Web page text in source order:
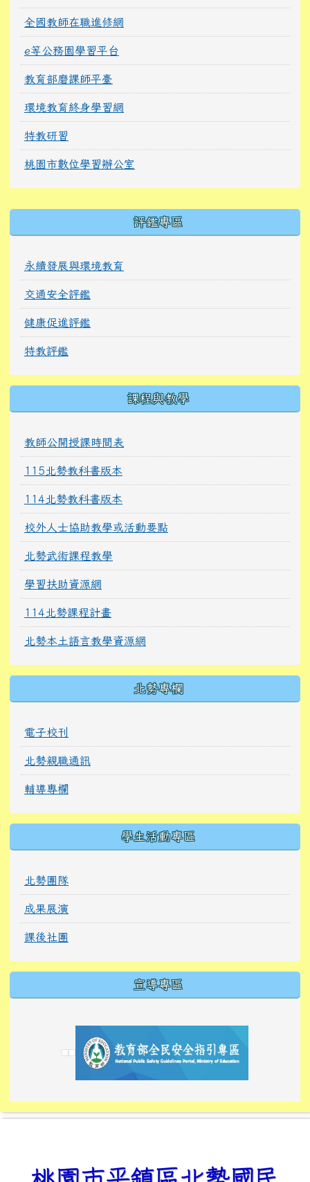
全國教師在職進修網
e等公務園學習平台
教育部磨課師平臺
環境教育終身學習網
特教研習
桃園市數位學習辦公室
評鑑專區
永續發展與環境教育
交通安全評鑑
健康促進評鑑
特教評鑑
課程與教學
教師公開授課時間表
115北勢教科書版本
114北勢教科書版本
校外人士協助教學或活動要點
北勢武術課程教學
學習扶助資源網
114北勢課程計畫
北勢本土語言教學資源網
北勢專欄
電子校刊
北勢親職通訊
輔導專欄
學生活動專區
北勢團隊
成果展演
課後社團
宣導專區
link to https://
link to https://10000.gov.tw/
link to https://
link to https://10000.gov.tw/
link to https://
link to https://
link to https://i.win.org.tw/
link to https://
link to https://
link to https://
link to https://